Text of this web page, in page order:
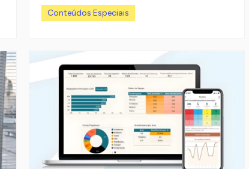
Conteúdos Especiais